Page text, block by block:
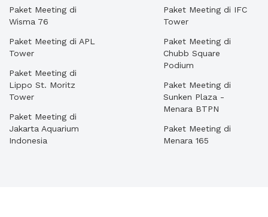
Paket Meeting di
Wisma 76
Paket Meeting di APL
Tower
Paket Meeting di
Lippo St. Moritz
Tower
Paket Meeting di
Jakarta Aquarium
Indonesia
Paket Meeting di IFC
Tower
Paket Meeting di
Chubb Square
Podium
Paket Meeting di
Sunken Plaza -
Menara BTPN
Paket Meeting di
Menara 165